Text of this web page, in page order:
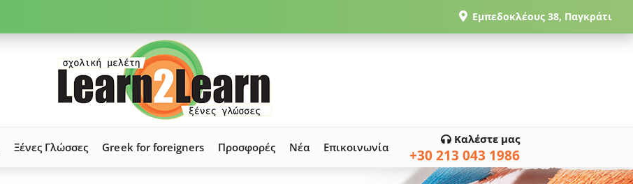
Εμπεδοκλέους 38, Παγκράτι
Ξένες Γλώσσες Greek for foreigners Προσφορές Νέα Επικοινωνία
Καλέστε μας
+30 213 043 1986